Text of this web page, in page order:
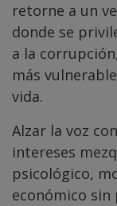
retorne a un
donde se
a la
más
vida.
Alzar la voz
intereses
psicológico,
económico